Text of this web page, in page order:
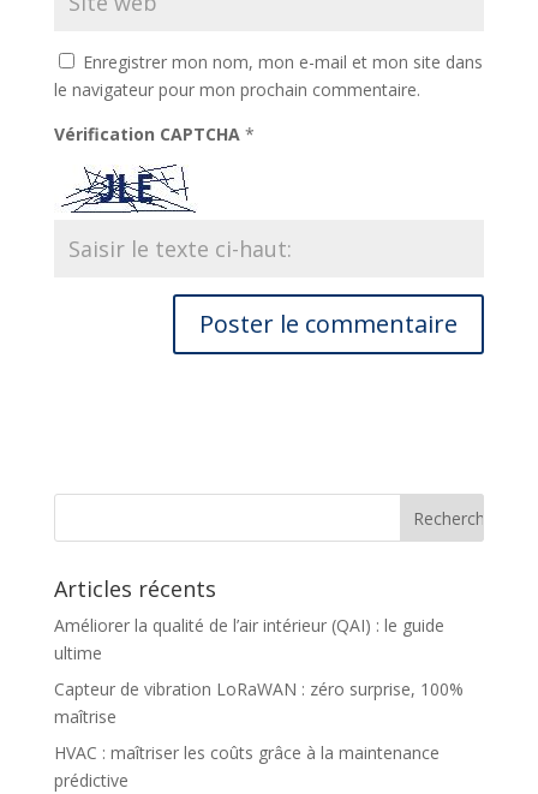
Enregistrer mon nom, mon e-mail et mon site dans
le navigateur pour mon prochain commentaire.
Vérification CAPTCHA *
Articles récents
Améliorer la qualité de l’air intérieur (QAI) : le guide
ultime
Capteur de vibration LoRaWAN : zéro surprise, 100%
maîtrise
HVAC : maîtriser les coûts grâce à la maintenance
prédictive